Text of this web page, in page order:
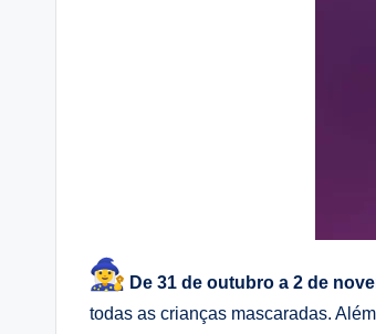
De 31 de outubro a 2 de
todas as crianças mascaradas.